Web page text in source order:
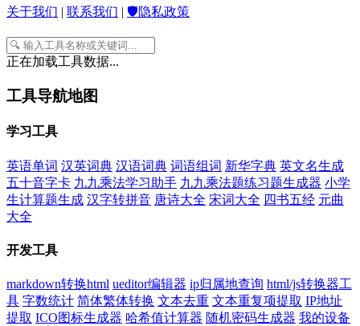
关于我们 | 联系我们 | 🛡️隐私政策
正在加载工具数据...
工具导航地图
学习工具
英语单词 汉英词典 汉语词典 词语组词 新华字典 英文名生成
五十音字卡 九九乘法学习助手 九九乘法题练习题生成器 小学
生计算题生成 汉字转拼音 唐诗大全 宋词大全 四书五经 元曲
大全
开发工具
markdown转换html ueditor编辑器 ip归属地查询 html/js转换器工
具 字数统计 简体繁体转换 文本去重 文本重复项提取 IP地址
提取 ICO图标生成器 哈希值计算器 随机密码生成器 我的设备